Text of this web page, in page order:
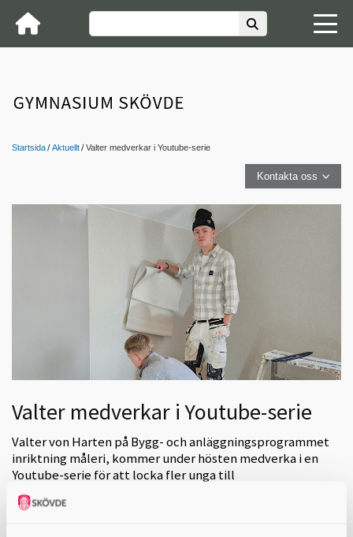
Startsida Aktuellt Valter medverkar i Youtube-serie
Kontakta oss
Valter medverkar i Youtube-serie
Valter von Harten på Bygg- och anläggningsprogrammet
inriktning måleri, kommer under hösten medverka i en
Youtube-serie för att locka fler unga till
måleriutbildningen.